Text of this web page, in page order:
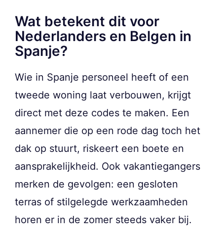
Wat betekent dit voor
Nederlanders en Belgen in
Spanje?
Wie in Spanje personeel heeft of een
tweede woning laat verbouwen, krijgt
direct met deze codes te maken. Een
aannemer die op een rode dag toch het
dak op stuurt, riskeert een boete en
aansprakelijkheid. Ook vakantiegangers
merken de gevolgen: een gesloten
terras of stilgelegde werkzaamheden
horen er in de zomer steeds vaker bij.